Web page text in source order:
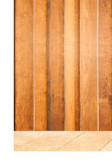
benefícios
de
organizar
conteúdos
favoritos
com
praticidade